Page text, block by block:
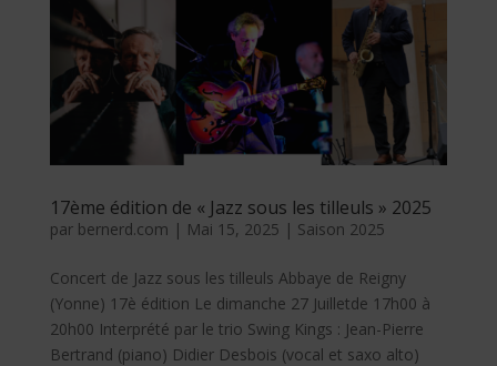
17ème édition de « Jazz sous les tilleuls » 2025
par bernerd.com | Mai 15, 2025 | Saison 2025
Concert de Jazz sous les tilleuls Abbaye de Reigny
(Yonne) 17è édition Le dimanche 27 Juilletde 17h00 à
20h00 Interprété par le trio Swing Kings : Jean-Pierre
Bertrand (piano) Didier Desbois (vocal et saxo alto)